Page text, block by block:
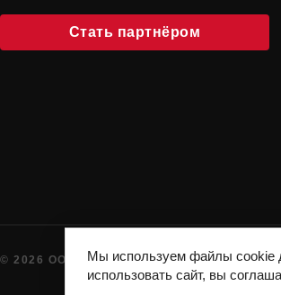
Стать партнёром
© 2026 ООО "СПОРТКОНЦЕПТ". ВСЕ
Мы используем файлы cookie
использовать сайт, вы